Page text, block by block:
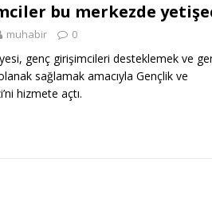
bu merkezde
muhabir 0
genç girişimcileri desteklemek ve
sağlamak amacıyla Gençlik ve
hizmete açtı.